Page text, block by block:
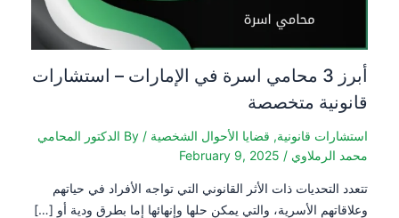
أبرز 3 محامي اسرة في الإمارات – استشارات
قانونية متخصصة
استشارات قانونية, قضايا الأحوال الشخصية / By
الدكتور المحامي
محمد الرملاوي /
February 9, 2025
تتعدد التحديات ذات الأثر القانوني التي تواجه الأفراد في حياتهم
وعلاقاتهم الأسرية، والتي يمكن حلها وإنهائها إما بطرق ودية أو […]